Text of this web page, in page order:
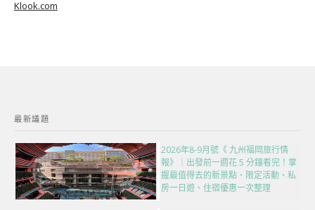
Klook.com
最新議題
2026年8-9月號《 九州福岡旅行情
報》｜出發前一週花 5 分鐘看完！掌
握最值得去的新景點、限定活動、私
房一日遊、住宿優惠一次整理